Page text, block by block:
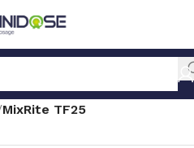
DOSAGE
MixRite TF25